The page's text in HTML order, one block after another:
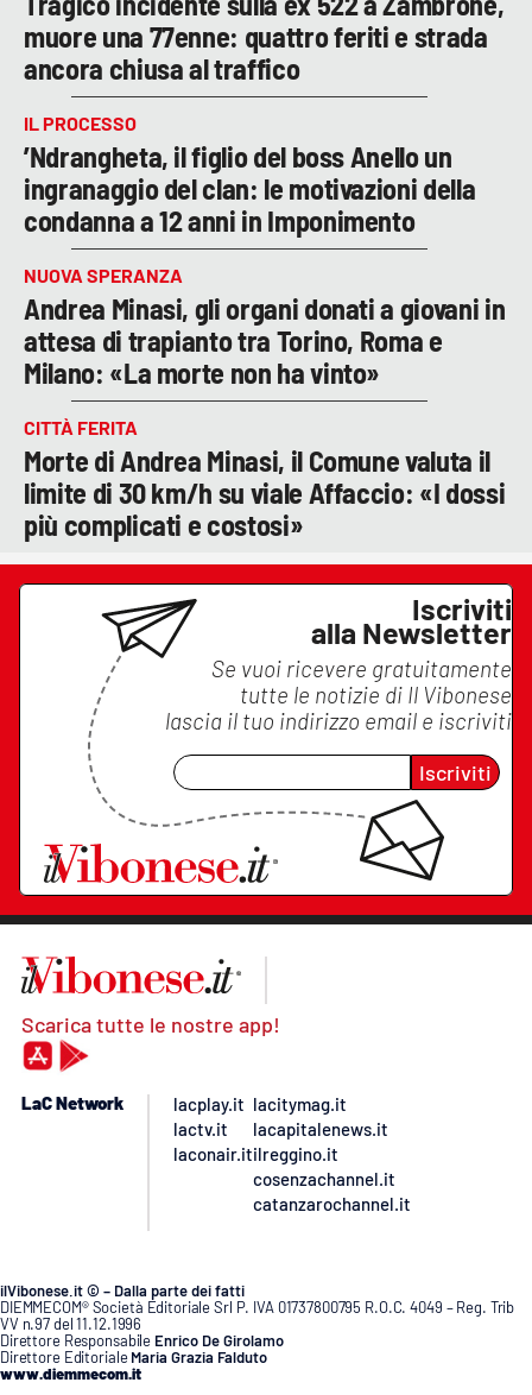
muore una 77enne: quattro feriti e strada
ancora chiusa al traffico
IL PROCESSO
’Ndrangheta, il figlio del boss Anello un
ingranaggio del clan: le motivazioni della
condanna a 12 anni in Imponimento
NUOVA SPERANZA
Andrea Minasi, gli organi donati a giovani in
attesa di trapianto tra Torino, Roma e
Milano: «La morte non ha vinto»
CITTÀ FERITA
Morte di Andrea Minasi, il Comune valuta il
limite di 30 km/h su viale Affaccio: «I dossi
più complicati e costosi»
Iscriviti
alla Newsletter
Se vuoi ricevere gratuitamente
tutte le notizie di Il Vibonese
lascia il tuo indirizzo email e iscriviti
Iscriviti
Scarica tutte le nostre app!
LaC Network
lacplay.it
lactv.it
laconair.it
lacitymag.it
lacapitalenews.it
ilreggino.it
cosenzachannel.it
catanzarochannel.it
ilVibonese.it © – Dalla parte dei fatti
DIEMMECOM® Società Editoriale Srl P. IVA 01737800795 R.O.C. 4049 – Reg. Trib
VV n.97 del 11.12.1996
Direttore Responsabile Enrico De Girolamo
Direttore Editoriale Maria Grazia Falduto
www.diemmecom.it